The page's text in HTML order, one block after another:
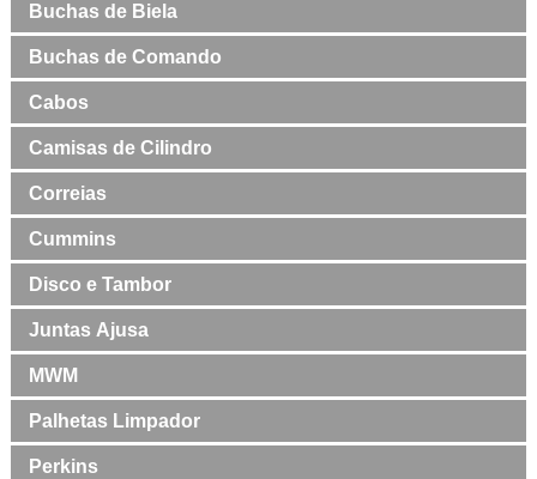
Buchas de Biela
Buchas de Comando
Cabos
Camisas de Cilindro
Correias
Cummins
Disco e Tambor
Juntas Ajusa
MWM
Palhetas Limpador
Perkins